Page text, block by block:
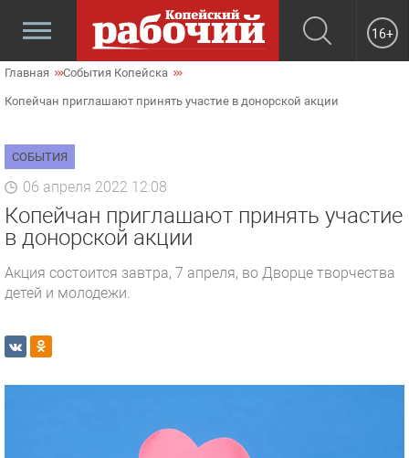
16+
Главная События Копейска
Копейчан приглашают принять участие в донорской акции
СОБЫТИЯ
06 апреля 2022 12:08
Копейчан приглашают принять участие
в донорской акции
Акция состоится завтра, 7 апреля, во Дворце творчества
детей и молодежи.